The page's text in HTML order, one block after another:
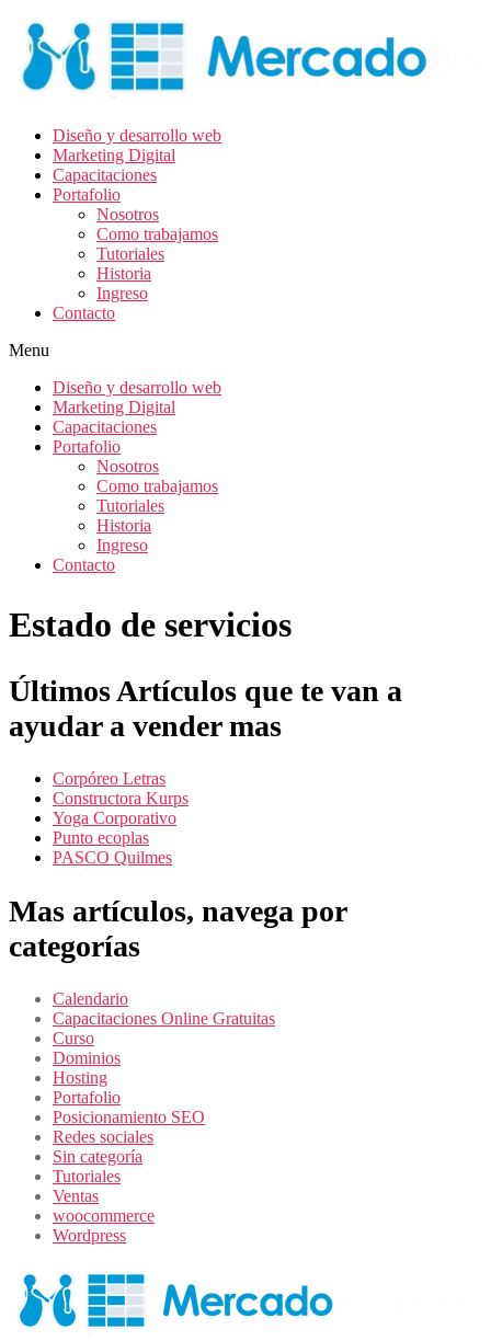
Diseño y desarrollo web
Marketing Digital
Capacitaciones
Portafolio
Nosotros
Como trabajamos
Tutoriales
Historia
Ingreso
Contacto
Menu
Diseño y desarrollo web
Marketing Digital
Capacitaciones
Portafolio
Nosotros
Como trabajamos
Tutoriales
Historia
Ingreso
Contacto
Estado de servicios
Últimos Artículos que te van a
ayudar a vender mas
Corpóreo Letras
Constructora Kurps
Yoga Corporativo
Punto ecoplas
PASCO Quilmes
Mas artículos, navega por
categorías
Calendario
Capacitaciones Online Gratuitas
Curso
Dominios
Hosting
Portafolio
Posicionamiento SEO
Redes sociales
Sin categoría
Tutoriales
Ventas
woocommerce
Wordpress